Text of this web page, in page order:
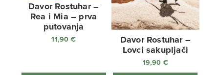
Davor Rostuhar –
Rea i Mia – prva
putovanja
11,90 €
Davor Rostuhar –
Lovci sakupljači
19,90 €